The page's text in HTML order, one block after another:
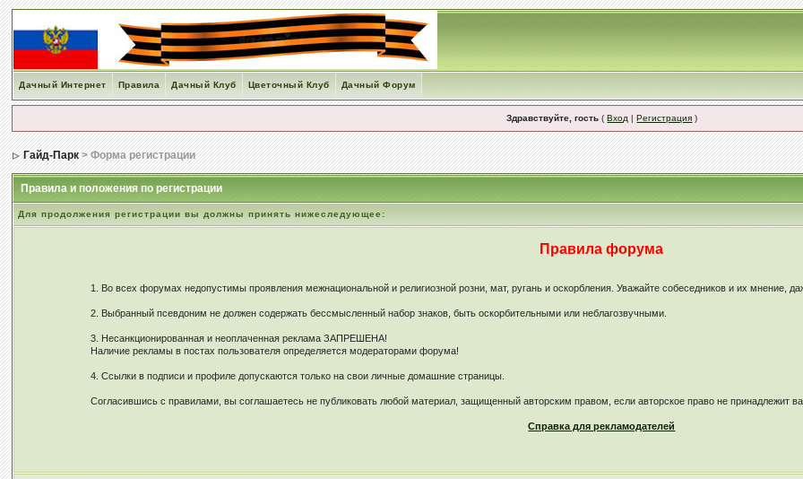
Дачный Интернет Правила Дачный Клуб Цветочный Клуб Дачный Форум
Здравствуйте, гость (Вход |Регистрация )
Гайд-Парк> Форма регистрации
Правила и положения по регистрации
Для продолжения регистрации вы должны принять нижеследующее:
Правила форума
1. Во всех форумах недопустимы проявления межнациональной и религиозной розни, мат, ругань и оскорбления. Уважайте собеседников и их мнение,
2. Выбранный псевдоним не должен содержать бессмысленный набор знаков, быть оскорбительными или неблагозвучными.
3. Несанкционированная и неоплаченная реклама ЗАПРЕШЕНА!
Наличие рекламы в постах пользователя определяется модераторами форума!
4. Ссылки в подписи и профиле допускаются только на свои личные домашние страницы.
Согласившись с правилами, вы соглашаетесь не публиковать любой материал, защищенный авторским правом, если авторское право не принадлежит
Справка для рекламодателей